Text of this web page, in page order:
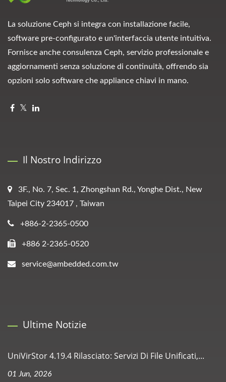
La soluzione Ceph si integra con installazione facile,
software pre-configurato e un'interfaccia utente intuitiva.
Fornisce anche consulenza Ceph, servizio professionale e
aggiornamenti senza soluzione di continuità, offrendo sia
opzioni solo software che appliance chiavi in mano.
Il Nostro Indirizzo
3F., No. 7, Sec. 1, Zhongshan Rd., Yonghe Dist., New
Taipei City 234017 , Taiwan
+886-2-2365-0500
+886 2-2365-0520
service@ambedded.com.tw
Ultime Notizie
UniVirStor 4.19.4 Rilasciato: Servizi Di File Unificati,...
01 Jun, 2026